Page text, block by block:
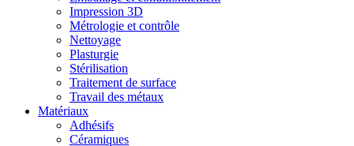
Impression 3D
Métrologie et contrôle
Nettoyage
Plasturgie
Stérilisation
Traitement de surface
Travail des métaux
Matériaux
Adhésifs
Céramiques